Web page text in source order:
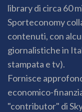
library di circa 60
Sporteconomy
contenuti, con
giornalistiche in
stampata e tv).
Fornisce
economico-
"contributor" di